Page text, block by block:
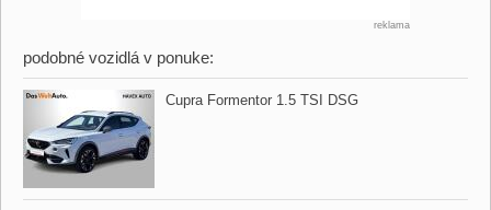
reklama
podobné vozidlá v ponuke:
Cupra Formentor 1.5 TSI DSG